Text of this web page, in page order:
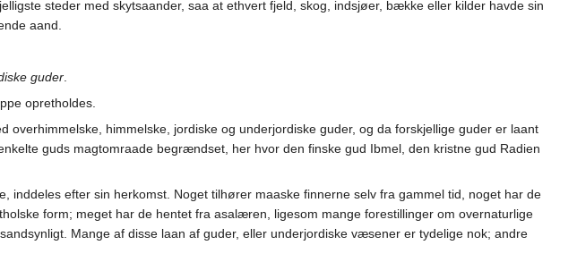
steder med skytsaander, saa at ethvert fjeld, skog, indsjøer, bække eller kilder havde sin
aand.
guder.
opretholdes.
himmelske, jordiske og underjordiske guder, og da forskjellige guder er laant
guds magtomraade begrændset, her hvor den finske gud Ibmel, den kristne gud Radien
efter sin herkomst. Noget tilhører maaske finnerne selv fra gammel tid, noget har de
form; meget har de hentet fra asalæren, ligesom mange forestillinger om overnaturlige
Mange af disse laan af guder, eller underjordiske væsener er tydelige nok; andre